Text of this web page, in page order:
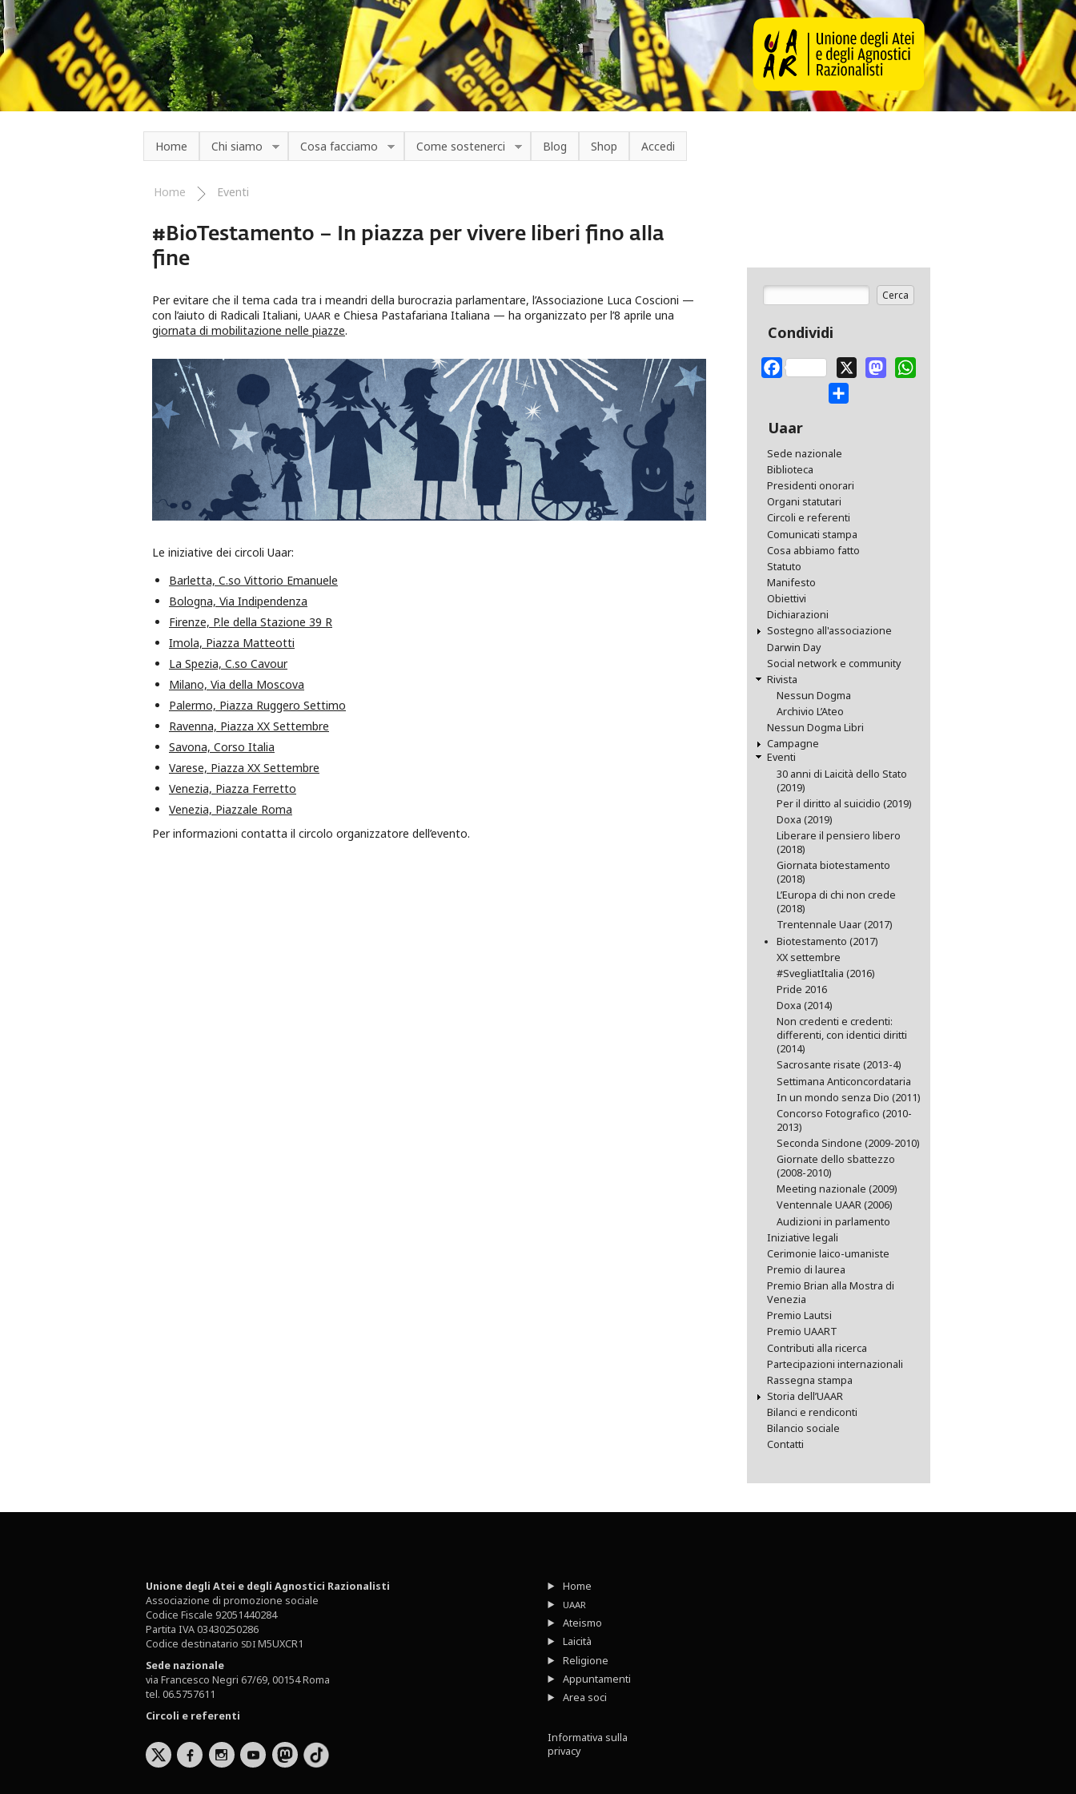
Salta al contenuto principale
Home Chi siamo Cosa facciamo Come sostenerci Blog Shop Accedi
Tu sei qui
Home Eventi
#BioTestamento – In piazza per vivere liberi fino alla
fine
Per evitare che il tema cada tra i meandri della burocrazia parlamentare, l’Associazione Luca Coscioni —
con l’aiuto di Radicali Italiani, UAAR e Chiesa Pastafariana Italiana — ha organizzato per l’8 aprile una
giornata di mobilitazione nelle piazze.
Le iniziative dei circoli Uaar:
Barletta, C.so Vittorio Emanuele
Bologna, Via Indipendenza
Firenze, P.le della Stazione 39 R
Imola, Piazza Matteotti
La Spezia, C.so Cavour
Milano, Via della Moscova
Palermo, Piazza Ruggero Settimo
Ravenna, Piazza XX Settembre
Savona, Corso Italia
Varese, Piazza XX Settembre
Venezia, Piazza Ferretto
Venezia, Piazzale Roma
Per informazioni contatta il circolo organizzatore dell’evento.
Form di ricerca
Cerca
Condividi
Facebook
X Mastodon
WhatsApp
Uaar
Sede nazionale
Biblioteca
Presidenti onorari
Organi statutari
Circoli e referenti
Comunicati stampa
Cosa abbiamo fatto
Statuto
Manifesto
Obiettivi
Dichiarazioni
Sostegno all'associazione
Darwin Day
Social network e community
Rivista
Nessun Dogma
Archivio L’Ateo
Nessun Dogma Libri
Campagne
Eventi
30 anni di Laicità dello Stato
(2019)
Per il diritto al suicidio (2019)
Doxa (2019)
Liberare il pensiero libero
(2018)
Giornata biotestamento
(2018)
L’Europa di chi non crede
(2018)
Trentennale Uaar (2017)
Biotestamento (2017)
XX settembre
#SvegliatItalia (2016)
Pride 2016
Doxa (2014)
Non credenti e credenti:
differenti, con identici diritti
(2014)
Sacrosante risate (2013-4)
Settimana Anticoncordataria
In un mondo senza Dio (2011)
Concorso Fotografico (2010-
2013)
Seconda Sindone (2009-2010)
Giornate dello sbattezzo
(2008-2010)
Meeting nazionale (2009)
Ventennale UAAR (2006)
Audizioni in parlamento
Iniziative legali
Cerimonie laico-umaniste
Premio di laurea
Premio Brian alla Mostra di
Venezia
Premio Lautsi
Premio UAART
Contributi alla ricerca
Partecipazioni internazionali
Rassegna stampa
Storia dell’UAAR
Bilanci e rendiconti
Bilancio sociale
Contatti
Unione degli Atei e degli Agnostici Razionalisti
Associazione di promozione sociale
Codice Fiscale 92051440284
Partita IVA 03430250286
Codice destinatario SDI M5UXCR1
Sede nazionale
via Francesco Negri 67/69, 00154 Roma
tel. 06.5757611
Circoli e referenti
b x r
Home
UAAR
Ateismo
Laicità
Religione
Appuntamenti
Area soci
Informativa sulla
privacy